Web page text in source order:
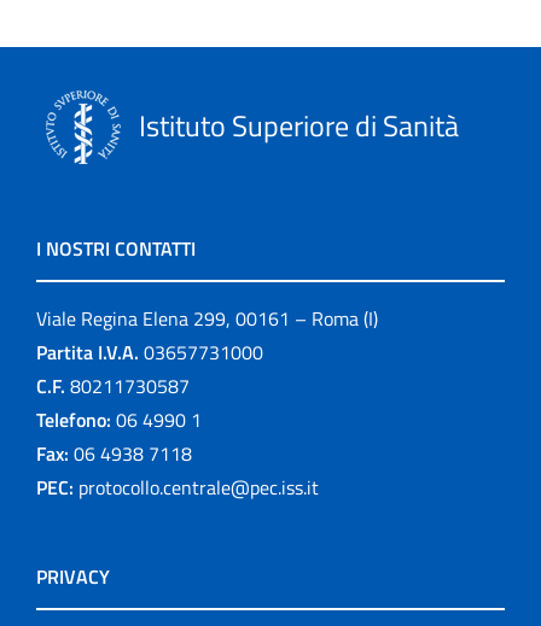
Istituto Superiore di Sanità
I NOSTRI CONTATTI
Viale Regina Elena 299, 00161 – Roma (I)
Partita I.V.A. 03657731000
C.F. 80211730587
Telefono: 06 4990 1
Fax: 06 4938 7118
PEC: protocollo.centrale@pec.iss.it
PRIVACY